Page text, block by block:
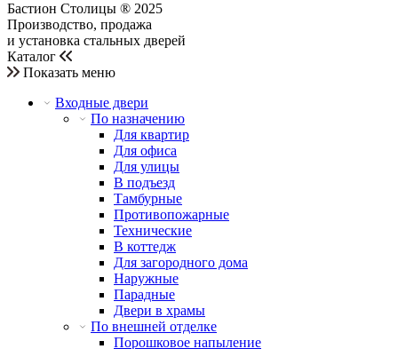
Бастион Столицы ® 2025
Производство, продажа
и установка стальных дверей
Каталог
Показать меню
Входные двери
По назначению
Для квартир
Для офиса
Для улицы
В подъезд
Тамбурные
Противопожарные
Технические
В коттедж
Для загородного дома
Наружные
Парадные
Двери в храмы
По внешней отделке
Порошковое напыление